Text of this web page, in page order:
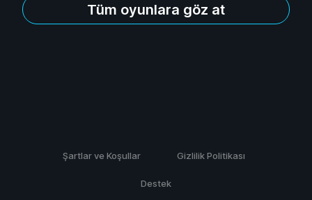
Tüm oyunlara göz at
Şartlar ve Koşullar Gizlilik Politikası
Destek